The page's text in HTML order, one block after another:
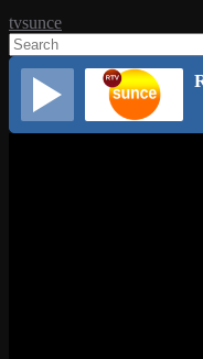
tvsunce